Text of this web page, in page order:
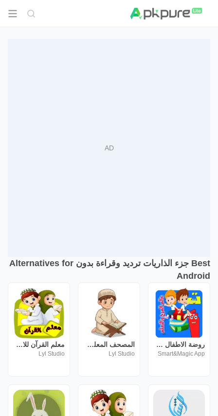
Best جزء الذاريات ترديد وقراءة بدون Alternatives for
Android
روضة الاطفال في المنزل
Smart&Magic App
المصحف المعلم للاطفال (جزء عم)
Lyl Studio
معلم القرآن للاطفال (بدون نت)
Lyl Studio